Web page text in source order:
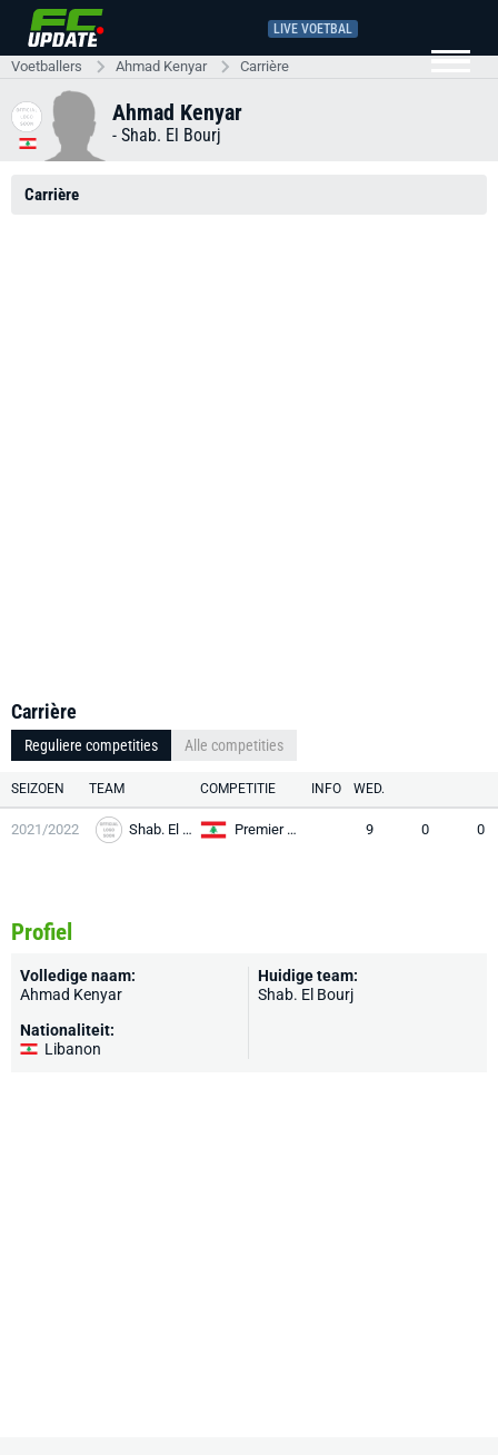
LIVE VOETBAL
Voetballers Ahmad Kenyar Carrière
Ahmad Kenyar
- Shab. El Bourj
Carrière
Carrière
Reguliere competities Alle competities
SEIZOEN TEAM COMPETITIE INFO WED.
2021/2022 Shab. El Bourj Premier League 9 0 0
Profiel
Volledige naam:
Ahmad Kenyar
Nationaliteit:
Libanon
Huidige team:
Shab. El Bourj